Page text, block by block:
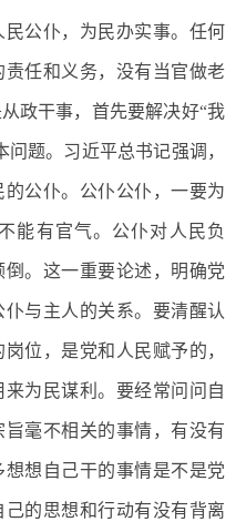
公仆，为民办实事。任何
任和义务，没有当官做老
政干事，首先要解决好“我
题。习近平总书记强调，
公仆。公仆公仆，一要为
能有官气。公仆对人民负
。这一重要论述，明确党
与主人的关系。要清醒认
位，是党和人民赋予的，
为民谋利。要经常问问自
毫不相关的事情，有没有
想自己干的事情是不是党
的思想和行动有没有背离